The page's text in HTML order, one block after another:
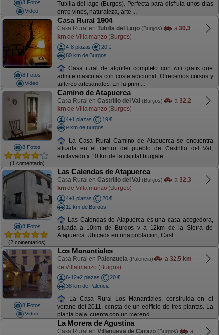
8 Fotos
Video
Tubilla del lago (Burgos). Perfecta para disfruta unos días
entre vinos, naturaleza, arte ...
8 Fotos
Video
Casa Rural 1904
Casa Rural en Tubilla del Lago (Burgos) a 30,3
km de Villalmanzo (Burgos)
4-8 plazas
20 €
80 km de Burgos
Casa rural de alquiler completo con wifi gratis que
admite mascotas con coste adicional. Ofrecemos cursos y
talleres artesanales. En la prim ...
8 Fotos
(1 comentario)
Camino de Atapuerca
Casa Rural en Castrillo del Val (Burgos) a 32,2
km de Villalmanzo (Burgos)
4+1 plazas
19 €
9 km de Burgos
La Casa Rural Camino de Atapuerca se encuentra
situada en el centro del pueblo de Castrillo del Val,
enclavado a 10 km de la capital burgale ...
8 Fotos
(2 comentarios)
Las Calendas de Atapuerca
Casa Rural en Castrillo del Val (Burgos) a 32,3
km de Villalmanzo (Burgos)
4+1 plazas
20 €
11 km de Burgos
Las Calendas de Atapuerca es una casa acogedora,
situada a 10km de Burgos y a 12km de la Sierra de
Atapuerca. Ubicada en una población, Cast ...
8 Fotos
Video
Los Manantiales
Casa Rural en Palenzuela (Palencia) a 32,5 km
de Villalmanzo (Burgos)
6-12+2 plazas
20 €
38 km de Palencia
La Casa Rural Los Manantiales, construida en el
verano del 2011, consta de un edificio de tres plantas. La
planta baja, cuenta con un merend ...
La Morera de Agustina
Casa Rural en Villanueva de Carazo (Burgos)
a